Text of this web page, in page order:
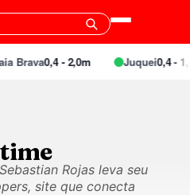
Brava0,4 - 2,0m Juquei0,4 -
Rojas leva seu
site que conecta